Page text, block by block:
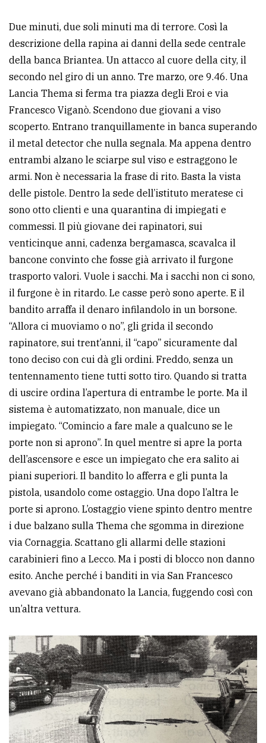
Due minuti, due soli minuti ma di terrore. Così la
descrizione della rapina ai danni della sede centrale
della banca Briantea. Un attacco al cuore della city, il
secondo nel giro di un anno. Tre marzo, ore 9.46. Una
Lancia Thema si ferma tra piazza degli Eroi e via
Francesco Viganò. Scendono due giovani a viso
scoperto. Entrano tranquillamente in banca superando
il metal detector che nulla segnala. Ma appena dentro
entrambi alzano le sciarpe sul viso e estraggono le
armi. Non è necessaria la frase di rito. Basta la vista
delle pistole. Dentro la sede dell’istituto meratese ci
sono otto clienti e una quarantina di impiegati e
commessi. Il più giovane dei rapinatori, sui
venticinque anni, cadenza bergamasca, scavalca il
bancone convinto che fosse già arrivato il furgone
trasporto valori. Vuole i sacchi. Ma i sacchi non ci sono,
il furgone è in ritardo. Le casse però sono aperte. E il
bandito arraffa il denaro infilandolo in un borsone.
“Allora ci muoviamo o no”, gli grida il secondo
rapinatore, sui trent’anni, il “capo” sicuramente dal
tono deciso con cui dà gli ordini. Freddo, senza un
tentennamento tiene tutti sotto tiro. Quando si tratta
di uscire ordina l’apertura di entrambe le porte. Ma il
sistema è automatizzato, non manuale, dice un
impiegato. “Comincio a fare male a qualcuno se le
porte non si aprono”. In quel mentre si apre la porta
dell’ascensore e esce un impiegato che era salito ai
piani superiori. Il bandito lo afferra e gli punta la
pistola, usandolo come ostaggio. Una dopo l’altra le
porte si aprono. L’ostaggio viene spinto dentro mentre
i due balzano sulla Thema che sgomma in direzione
via Cornaggia. Scattano gli allarmi delle stazioni
carabinieri fino a Lecco. Ma i posti di blocco non danno
esito. Anche perché i banditi in via San Francesco
avevano già abbandonato la Lancia, fuggendo così con
un’altra vettura.